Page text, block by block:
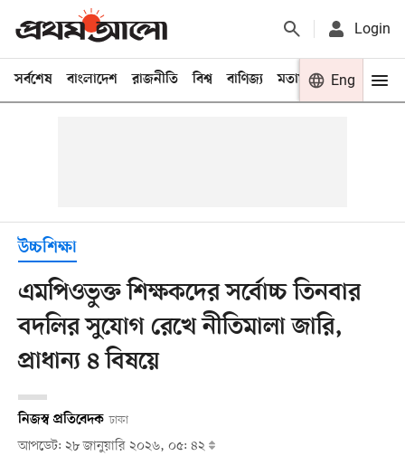
Login
সর্বশেষ বাংলাদেশ রাজনীতি বিশ্ব বাণিজ্য মতামত খেলা
Eng
উচ্চশিক্ষা
এমপিওভুক্ত শিক্ষকদের সর্বোচ্চ তিনবার
বদলির সুযোগ রেখে নীতিমালা জারি,
প্রাধান্য ৪ বিষয়ে
নিজস্ব প্রতিবেদক ঢাকা
আপডেট: ২৮ জানুয়ারি ২০২৬, ০৫: ৪২